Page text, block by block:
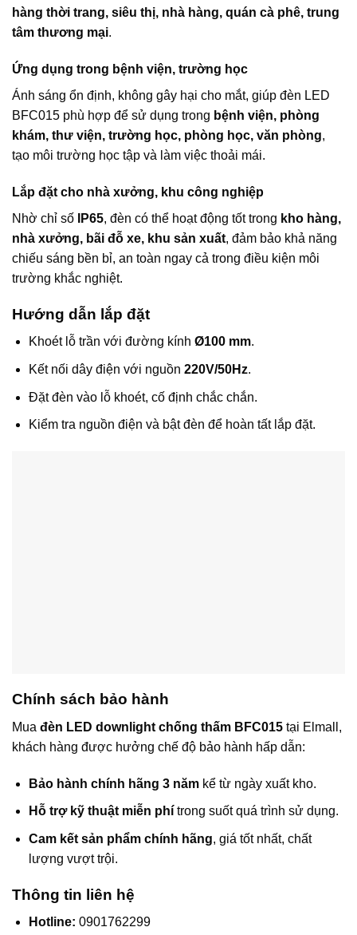
hàng thời trang, siêu thị, nhà hàng, quán cà phê, trung
tâm thương mại.
Ứng dụng trong bệnh viện, trường học
Ánh sáng ổn định, không gây hại cho mắt, giúp đèn LED
BFC015 phù hợp để sử dụng trong bệnh viện, phòng
khám, thư viện, trường học, phòng học, văn phòng,
tạo môi trường học tập và làm việc thoải mái.
Lắp đặt cho nhà xưởng, khu công nghiệp
Nhờ chỉ số
IP65, đèn có thể hoạt động tốt trong kho hàng,
nhà xưởng, bãi đỗ xe, khu sản xuất, đảm bảo khả năng
chiếu sáng bền bỉ, an toàn ngay cả trong điều kiện môi
trường khắc nghiệt.
Hướng dẫn lắp đặt
Khoét lỗ trần với đường kính Ø100 mm.
Kết nối dây điện với nguồn 220V/50Hz.
Đặt đèn vào lỗ khoét, cố định chắc chắn.
Kiểm tra nguồn điện và bật đèn để hoàn tất lắp đặt.
Chính sách bảo hành
Mua đèn LED downlight chống thấm BFC015 tại Elmall,
khách hàng được hưởng chế độ bảo hành hấp dẫn:
Bảo hành chính hãng 3 nămkể từ ngày xuất kho.
Hỗ trợ kỹ thuật miễn phítrong suốt quá trình sử dụng.
Cam kết sản phẩm chính hãng, giá tốt nhất, chất
lượng vượt trội.
Thông tin liên hệ
Hotline: 0901762299